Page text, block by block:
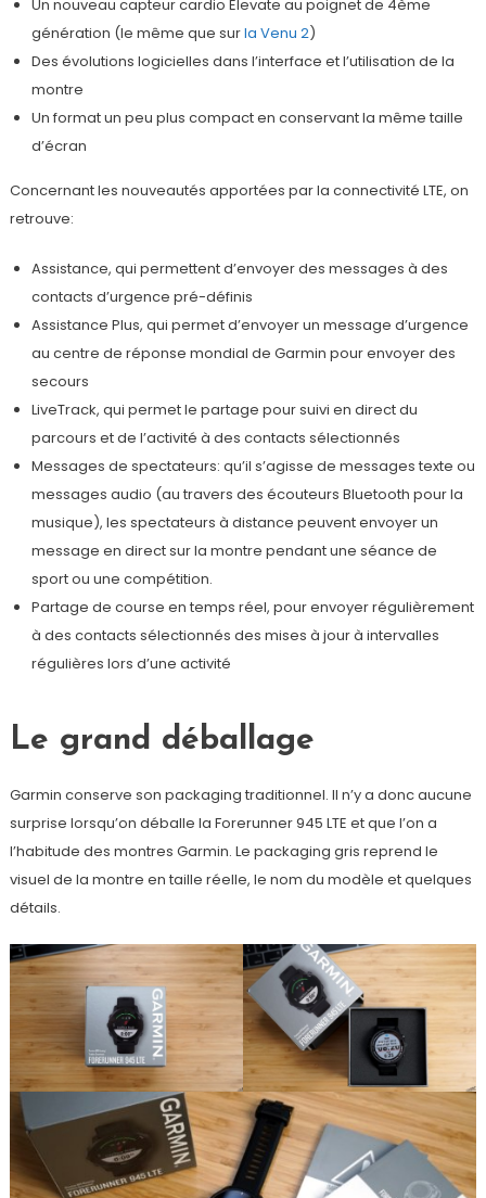
Un nouveau capteur cardio Elevate au poignet de 4ème
génération (le même que surla Venu 2)
Des évolutions logicielles dans l’interface et l’utilisation de la
montre
Un format un peu plus compact en conservant la même taille
d’écran
Concernant les nouveautés apportées par la connectivité LTE, on
retrouve:
Assistance, qui permettent d’envoyer des messages à des
contacts d’urgence pré-définis
Assistance Plus, qui permet d’envoyer un message d’urgence
au centre de réponse mondial de Garmin pour envoyer des
secours
LiveTrack, qui permet le partage pour suivi en direct du
parcours et de l’activité à des contacts sélectionnés
Messages de spectateurs: qu’il s’agisse de messages texte ou
messages audio (au travers des écouteurs Bluetooth pour la
musique), les spectateurs à distance peuvent envoyer un
message en direct sur la montre pendant une séance de
sport ou une compétition.
Partage de course en temps réel, pour envoyer régulièrement
à des contacts sélectionnés des mises à jour à intervalles
régulières lors d’une activité
Le grand déballage
Garmin conserve son packaging traditionnel. Il n’y a donc aucune
surprise lorsqu’on déballe la Forerunner 945 LTE et que l’on a
l’habitude des montres Garmin. Le packaging gris reprend le
visuel de la montre en taille réelle, le nom du modèle et quelques
détails.